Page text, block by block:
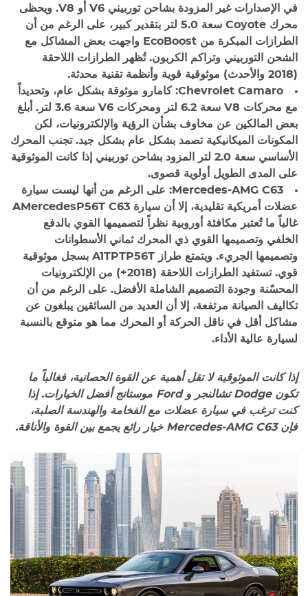
في الإصدارات غير المزودة بشاحن توربيني V6 أو V8. ويحظى
محرك Coyote سعة 5.0 لتر بتقدير كبير، على الرغم من أن
الطرازات المبكرة من EcoBoost واجهت بعض المشاكل مع
الشحن التوربيني وتراكم الكربون. تُظهر الطرازات اللاحقة
(2018 والأحدث) موثوقية قوية وأنظمة تقنية محدثة.
Chevrolet Camaro: كامارو موثوقة بشكل عام، وتحديداً
مع محركات V8 سعة 6.2 لتر ومحركات V6 سعة 3.6 لتر. أبلغ
بعض المالكين عن مخاوف بشأن الرؤية والإلكترونيات، لكن
المكونات الميكانيكية تصمد بشكل عام بشكل جيد. تجنب المحرك
الأساسي سعة 2.0 لتر المزود بشاحن توربيني إذا كانت الموثوقية
على المدى الطويل أولوية قصوى.
Mercedes-AMG C63:
على الرغم من أنها ليست سيارة
عضلات أمريكية تقليدية، إلا أن سيارة AMercedesP56T C63
غالباً ما تُعتبر مكافئة أوروبية نظراً لتصميمها القوي بالدفع
الخلفي وتصميمها القوي ذي المحرك ثماني الأسطوانات
وتصميمها الجريء. ويتمتع طراز A1TPTP56T بسجل موثوقية
قوي. تستفيد الطرازات اللاحقة (2018+) من الإلكترونيات
المحسّنة وجودة التصميم الشاملة الأفضل. على الرغم من أن
تكاليف الصيانة مرتفعة، إلا أن العديد من السائقين يبلغون عن
مشاكل أقل في ناقل الحركة أو المحرك مما هو متوقع بالنسبة
لسيارة عالية الأداء.
إذا كانت الموثوقية لا تقل أهمية عن القوة الحصانية، فغالباً ما
تكون Dodge تشالنجر و Ford موستانج أفضل الخيارات. إذا
كنت ترغب في سيارة عضلات مع الفخامة والهندسة الصلبة،
فإن Mercedes-AMG C63 خيار رائع يجمع بين القوة والأناقة.